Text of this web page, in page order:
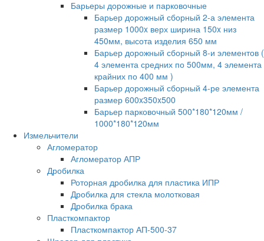
Барьеры дорожные и парковочные
Барьер дорожный сборный 2-а элемента
размер 1000x верх ширина 150x низ
450мм, высота изделия 650 мм
Барьер дорожный сборный 8-и элементов (
4 элемента средних по 500мм, 4 элемента
крайних по 400 мм )
Барьер дорожный сборный 4-ре элемента
размер 600x350x500
Барьер парковочный 500*180*120мм /
1000*180*120мм
Измельчители
Агломератор
Агломератор АПР
Дробилка
Роторная дробилка для пластика ИПР
Дробилка для стекла молотковая
Дробилка брака
Пласткомпактор
Пласткомпактор АП-500-37